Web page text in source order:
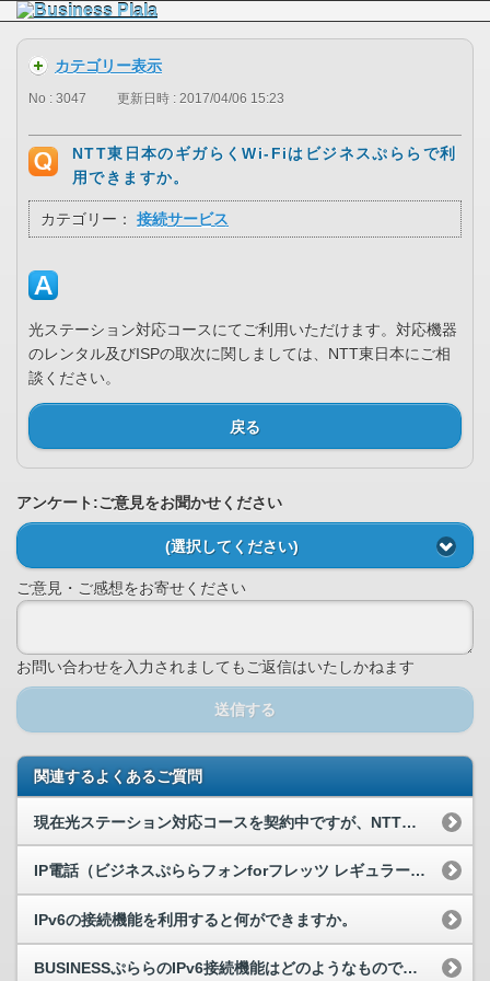
カテゴリー表示
No : 3047 更新日時 : 2017/04/06 15:23
NTT東日本のギガらくWi-Fiはビジネスぷららで利
用できますか。
カテゴリー： 接続サービス
光ステーション対応コースにてご利用いただけます。対応機器
のレンタル及びISPの取次に関しましては、NTT東日本にご相
談ください。
戻る
アンケート:ご意見をお聞かせください
(選択してください)
ご意見・ご感想をお寄せください
お問い合わせを入力されましてもご返信はいたしかねます
送信する
関連するよくあるご質問
現在光ステーション対応コースを契約中ですが、NTT東日本のギガらくWi-F...
IP電話（ビジネスぷららフォンforフレッツ レギュラープラン/マルチプラ...
IPv6の接続機能を利用すると何ができますか。
BUSINESSぷららのIPv6接続機能はどのようなものですか。